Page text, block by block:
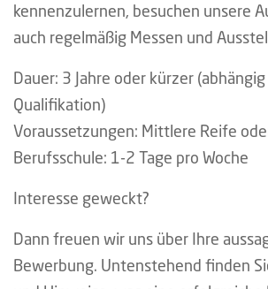
kennenzulernen, besuchen unsere
auch regelmäßig Messen und
Dauer: 3 Jahre oder kürzer
Qualifikation)
Voraussetzungen: Mittlere Reife
Berufsschule: 1-2 Tage pro Woche
Interesse geweckt?
Dann freuen wir uns über Ihre
Bewerbung. Untenstehend finden